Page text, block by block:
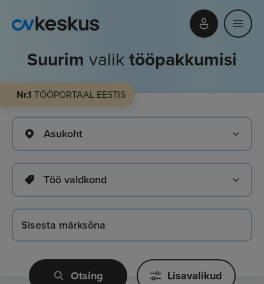
Suurim valiktööpakkumisi
Nr.1 TÖÖPORTAAL EESTIS
Asukoht
Töö valdkond
Otsing Lisavalikud